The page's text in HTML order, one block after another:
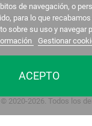
de navegación, o
para lo que
sobre su uso y navegar
Gestionar
ACEPTO
2020-2026. Todos los